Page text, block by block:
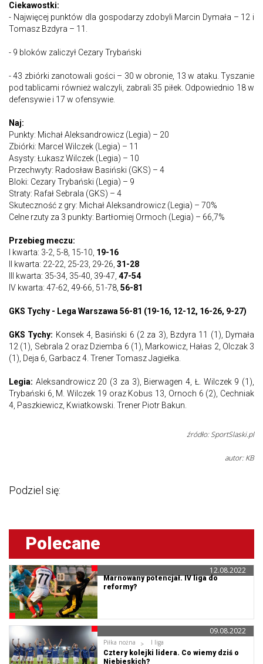
Ciekawostki:
- Najwięcej punktów dla gospodarzy zdobyli Marcin Dymała – 12 i
Tomasz Bzdyra – 11.
- 9 bloków zaliczył Cezary Trybański
- 43 zbiórki zanotowali gości – 30 w obronie, 13 w ataku. Tyszanie
pod tablicami również walczyli, zabrali 35 piłek. Odpowiednio 18 w
defensywie i 17 w ofensywie.
Naj:
Punkty: Michał Aleksandrowicz (Legia) – 20
Zbiórki: Marcel Wilczek (Legia) – 11
Asysty: Łukasz Wilczek (Legia) – 10
Przechwyty: Radosław Basiński (GKS) – 4
Bloki: Cezary Trybański (Legia) – 9
Straty: Rafał Sebrala (GKS) – 4
Skuteczność z gry: Michał Aleksandrowicz (Legia) – 70%
Celne rzuty za 3 punkty: Bartłomiej Ormoch (Legia) – 66,7%
Przebieg meczu:
I kwarta: 3-2, 5-8, 15-10, 19-16
II kwarta: 22-22, 25-23, 29-26, 31-28
III kwarta: 35-34, 35-40, 39-47, 47-54
IV kwarta: 47-62, 49-66, 51-78, 56-81
GKS Tychy - Lega Warszawa 56-81 (19-16, 12-12, 16-26, 9-27)
GKS Tychy: Konsek 4, Basiński 6 (2 za 3), Bzdyra 11 (1), Dymała
12 (1), Sebrala 2 oraz Dziemba 6 (1), Markowicz, Hałas 2, Olczak 3
(1), Deja 6, Garbacz 4. Trener Tomasz Jagiełka.
Legia: Aleksandrowicz 20 (3 za 3), Bierwagen 4, Ł. Wilczek 9 (1),
Trybański 6, M. Wilczek 19 oraz Kobus 13, Ornoch 6 (2), Cechniak
4, Paszkiewicz, Kwiatkowski. Trener Piotr Bakun.
źródło: SportSlaski.pl
autor: KB
Podziel się:
Polecane
Marnowany potencjał. IV liga do
reformy?
12.08.2022
Piłka nożna
I liga
Cztery kolejki lidera. Co wiemy dziś o
Niebieskich?
09.08.2022